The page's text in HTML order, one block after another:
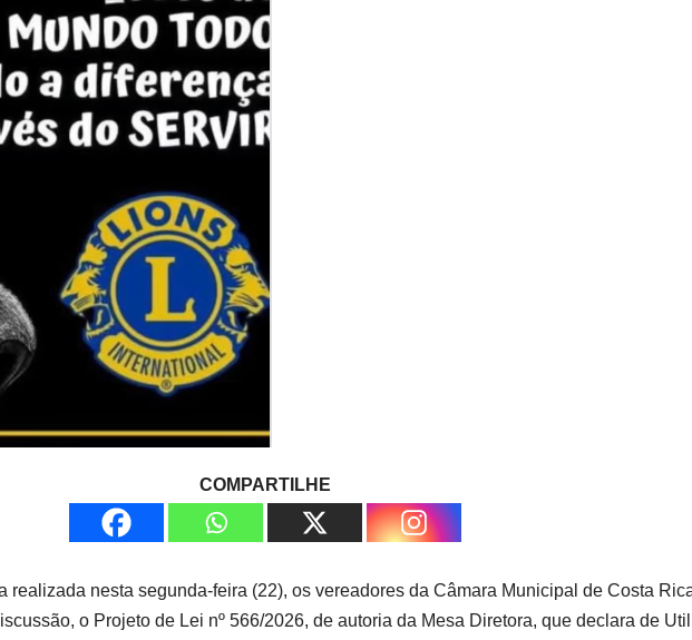
COMPARTILHE
realizada nesta segunda-feira (22), os vereadores da Câmara Municipal de Costa
o Projeto de Lei nº 566/2026, de autoria da Mesa Diretora, que declara de